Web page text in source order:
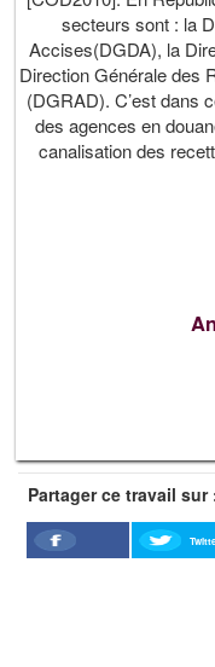
secteurs sont : la
Accises(DGDA), la
Direction Générale des
(DGRAD). C’est dans
des agences en
canalisation des
Partager ce travail sur
Facebook